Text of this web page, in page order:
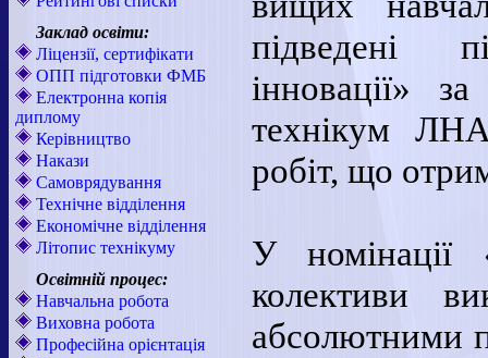
Заклад освіти:
Ліцензії, сертифікати
ОПП підготовки ФМБ
Електронна копія
диплому
Керівництво
Накази
Самоврядування
Технічне відділення
Економічне відділення
Літопис технікуму
Освітній процес:
Навчальна робота
Виховна робота
Професійна орієнтація
підведені
інновації»
технікум
робіт, що
У номінації
колективи
абсолютними